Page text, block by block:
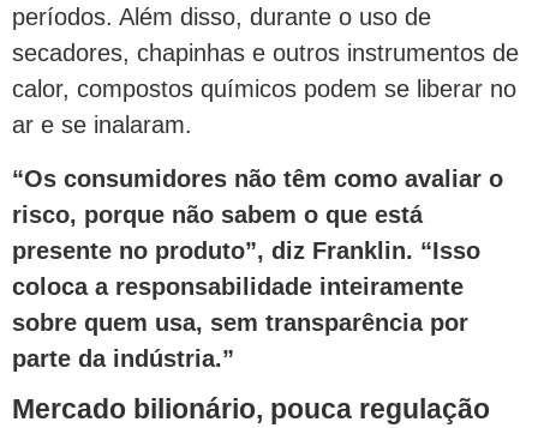
períodos. Além disso, durante o uso de
secadores, chapinhas e outros instrumentos de
calor, compostos químicos podem se liberar no
ar e se inalaram.
“Os consumidores não têm como avaliar o
risco, porque não sabem o que está
presente no produto”, diz Franklin. “Isso
coloca a responsabilidade inteiramente
sobre quem usa, sem transparência por
parte da indústria.”
Mercado bilionário, pouca regulação